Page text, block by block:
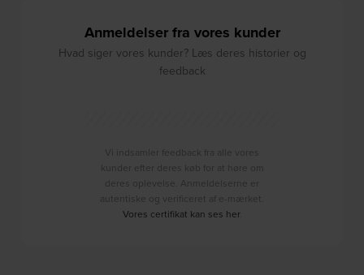
Anmeldelser fra vores kunder
Hvad siger vores kunder? Læs deres historier og
feedback
Vi indsamler feedback fra alle vores
kunder efter deres køb for at høre om
deres oplevelse. Anmeldelserne er
autentiske og verificeret af e-mærket.
Vores certifikat kan ses her.